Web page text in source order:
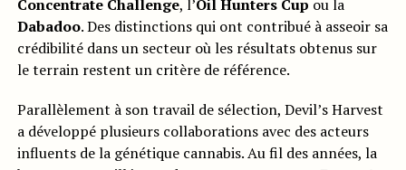
Concentrate Challenge, l’Oil Hunters Cup ou la
Dabadoo. Des distinctions qui ont contribué à asseoir sa
crédibilité dans un secteur où les résultats obtenus sur
le terrain restent un critère de référence.
Parallèlement à son travail de sélection, Devil’s Harvest
a développé plusieurs collaborations avec des acteurs
influents de la génétique cannabis. Au fil des années, la